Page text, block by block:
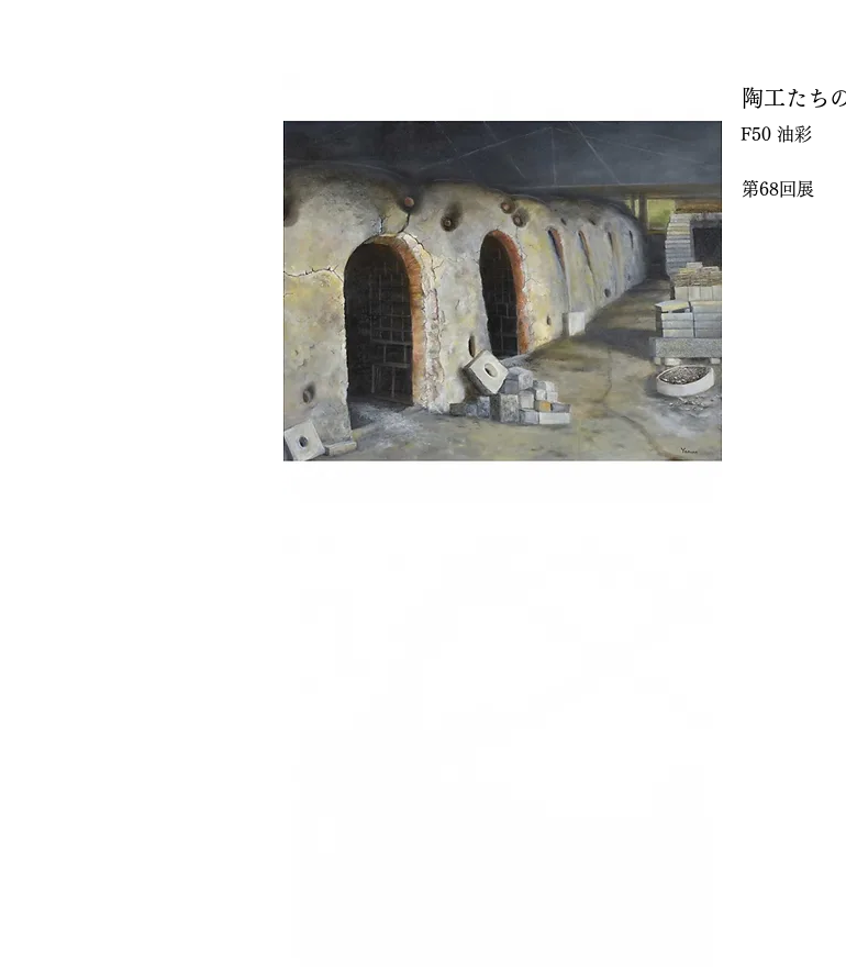
陶工たち
F50 油彩
第68回展